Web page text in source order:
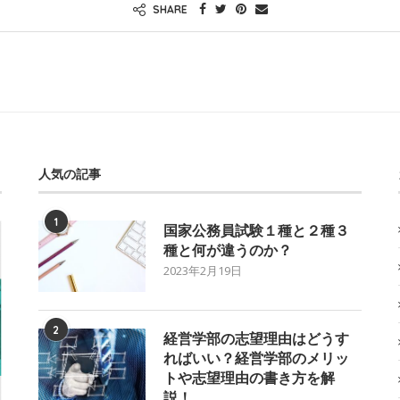
SHARE
人気の記事
1
国家公務員試験１種と２種３
種と何が違うのか？
2023年2月19日
2
経営学部の志望理由はどうす
ればいい？経営学部のメリッ
トや志望理由の書き方を解